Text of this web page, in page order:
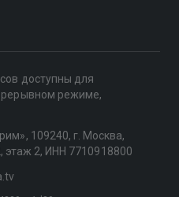
доступны для
режиме,
109240, г. Москва,
этаж 2, ИНН 7710918800